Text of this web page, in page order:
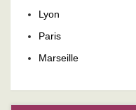
Lyon
Paris
Marseille